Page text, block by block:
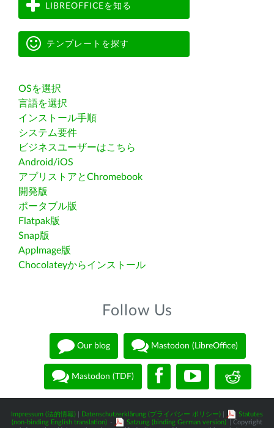
LIBREOFFICEを知る
テンプレートを探す
OSを選択
言語を選択
インストール手順
システム要件
ビジネスユーザーはこちら
Android/iOS
アプリストアとChromebook
開発版
ポータブル版
Flatpak版
Snap版
AppImage版
Chocolateyからインストール
Follow Us
Our blog Mastodon (LibreOffice)
Mastodon (TDF)
Impressum (法的情報) Datenschutzerklärung (プライバシー ポリシー)
Statutes
(non-binding English translation) - Satzung (binding German version)
| Copyright